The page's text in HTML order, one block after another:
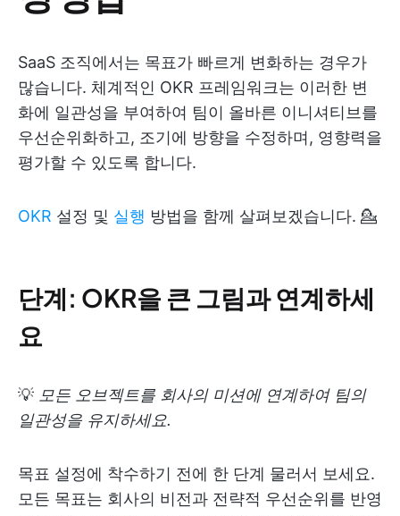
SaaS 조직에서는 목표가 빠르게 변화하는 경우가
많습니다. 체계적인 OKR 프레임워크는 이러한 변
화에 일관성을 부여하여 팀이 올바른 이니셔티브를
우선순위화하고, 조기에 방향을 수정하며, 영향력을
평가할 수 있도록 합니다.
OKR 설정 및 실행 방법을 함께 살펴보겠습니다. 💁
단계: OKR을 큰 그림과 연계하세
요
💡 모든 오브젝트를 회사의 미션에 연계하여 팀의
일관성을 유지하세요.
목표 설정에 착수하기 전에 한 단계 물러서 보세요.
모든 목표는 회사의 비전과 전략적 우선순위를 반영